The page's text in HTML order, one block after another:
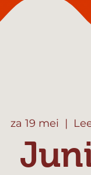
za 19 mei
  |